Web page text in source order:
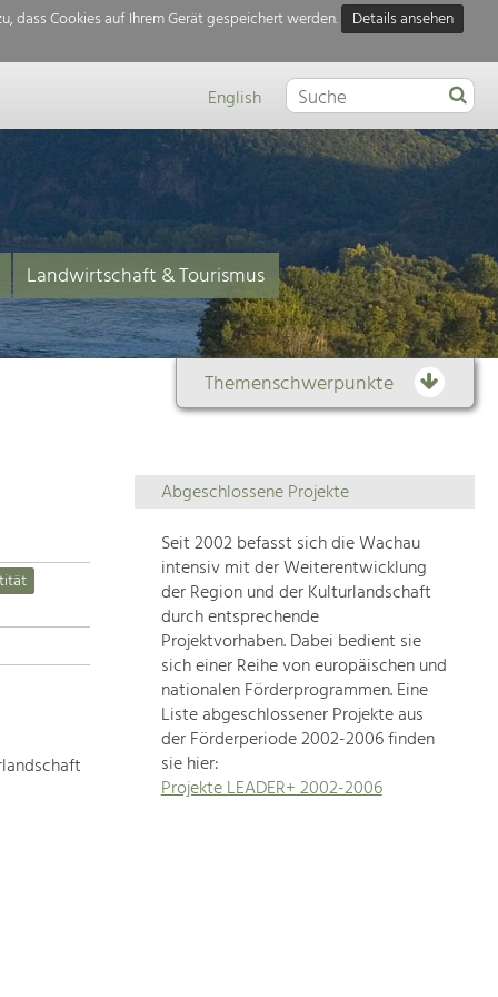
dass Cookies auf Ihrem Gerät gespeichert werden.
Details ansehen
English
Landwirtschaft & Tourismus
Themenschwerpunkte
Themenübersicht
Die
Regionalentwicklung
in
unserer
Region
ist
sehr
vielfältig.
Deshalb
geben
wir
hier
Abgeschlossene Projekte
Seit 2002 befasst sich die Wachau
intensiv mit der Weiterentwicklung
der Region und der Kulturlandschaft
durch entsprechende
Projektvorhaben. Dabei bedient sie
sich einer Reihe von europäischen und
nationalen Förderprogrammen. Eine
Liste abgeschlossener Projekte aus
der Förderperiode 2002-2006 finden
sie hier:
Projekte LEADER+ 2002-2006